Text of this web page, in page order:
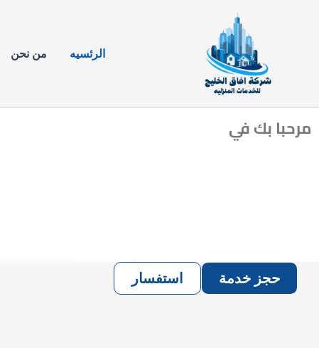
الرئسيه من نحن
مرحبا بك في
حجز خدمة استفسار